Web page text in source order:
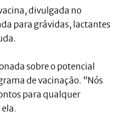
divulgada no
para grávidas, lactantes
sobre o potencial
de vacinação. “Nós
para qualquer